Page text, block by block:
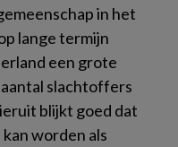
in het
lange termijn
een grote
slachtoffers
blijkt goed dat
worden als